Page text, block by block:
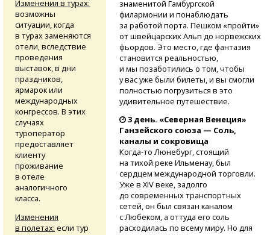
знаменитой Гамбургской
филармонии и понаблюдать
за работой порта. Пешком «пройти»
от швейцарских Альп до норвежских
фьордов. Это место, где фантазия
становится реальностью,
и мы позаботились о том, чтобы
у вас уже были билеты, и вы смогли
полностью погрузиться в это
удивительное путешествие.
3 день. «Северная Венеция»
Ганзейского союза — Соль,
каналы и сокровища
Когда-то Люнебург, стоящий
на тихой реке Ильменау, был
сердцем международной торговли.
Уже в XIV веке, задолго
до современных транспортных
сетей, он был связан каналом
с Любеком, а оттуда его соль
расходилась по всему миру. Но для
Изменения в турах:
возможны
ситуации, когда
в турах заменяются
отели, вследствие
проведения
выставок, в дни
праздников,
ярмарок или
международных
конгрессов. В этих
случаях
туроператор
предоставляет
клиенту
проживание
в отеле
аналогичного
класса.
Изменения
в полетах: если тур